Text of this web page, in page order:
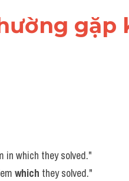
gặp
in which they solved."
which they solved."